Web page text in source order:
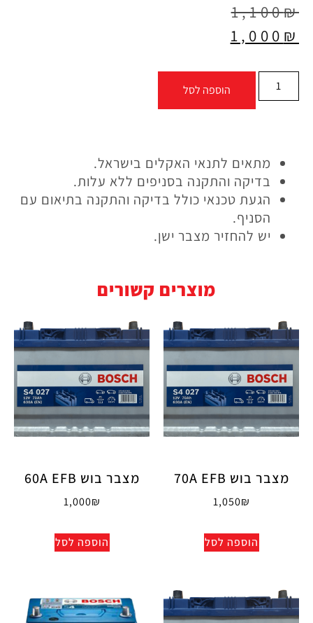
1,100₪
1,000 ₪
הוספה לסל
מתאים לתנאי האקלים בישראל.
בדיקה והתקנה בסניפים ללא עלות.
הגעת טכנאי כולל בדיקה והתקנה בתיאום עם
הסניף.
יש להחזיר מצבר ישן.
מוצרים קשורים
מצבר בוש 70A EFB
1,050₪
הוספה לסל
מצבר בוש 60A EFB
1,000₪
הוספה לסל